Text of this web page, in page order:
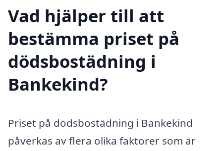
Vad hjälper till att
bestämma priset på
dödsbostädning i
Bankekind?
Priset på dödsbostädning i Bankekind
påverkas av flera olika faktorer som är